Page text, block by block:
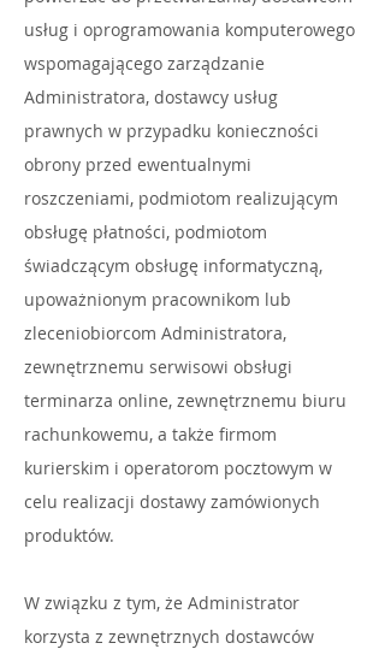
usług i oprogramowania komputerowego
wspomagającego zarządzanie
Administratora, dostawcy usług
prawnych w przypadku konieczności
obrony przed ewentualnymi
roszczeniami, podmiotom realizującym
obsługę płatności, podmiotom
świadczącym obsługę informatyczną,
upoważnionym pracownikom lub
zleceniobiorcom Administratora,
zewnętrznemu serwisowi obsługi
terminarza online, zewnętrznemu biuru
rachunkowemu, a także firmom
kurierskim i operatorom pocztowym w
celu realizacji dostawy zamówionych
produktów.
W związku z tym, że Administrator
korzysta z zewnętrznych dostawców